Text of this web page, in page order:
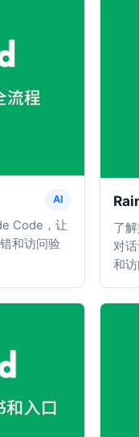
AI
Code，让
和访问验
了
对
和访